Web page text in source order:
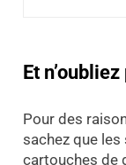
Et
Pour des
sachez que
cartouches de